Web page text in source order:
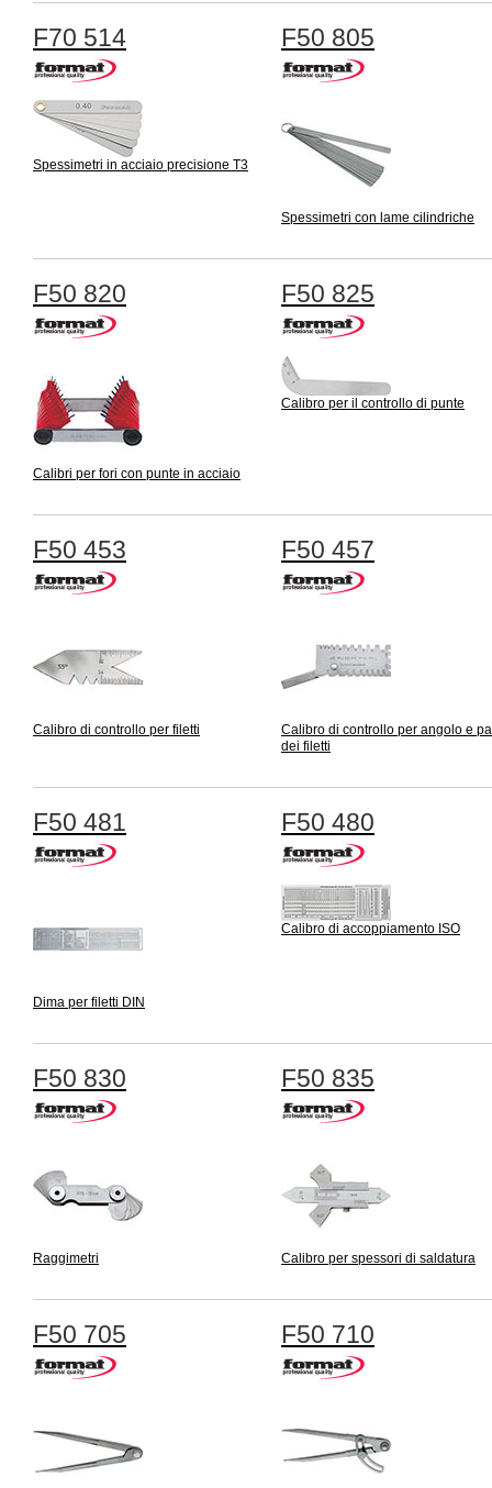
F70 514
Spessimetri in acciaio precisione T3
F50 805
Spessimetri con lame cilindriche
F50 820
Calibri per fori con punte in acciaio
F50 825
Calibro per il controllo di punte
F50 453
Calibro di controllo per filetti
F50 457
Calibro di controllo per angolo e
dei filetti
F50 481
Dima per filetti DIN
F50 480
Calibro di accoppiamento ISO
F50 830
Raggimetri
F50 835
Calibro per spessori di saldatura
F50 705 F50 710